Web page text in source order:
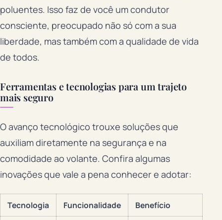
poluentes. Isso faz de você um condutor
consciente, preocupado não só com a sua
liberdade, mas também com a qualidade de vida
de todos.
Ferramentas e tecnologias para um trajeto
mais seguro
O avanço tecnológico trouxe soluções que
auxiliam diretamente na segurança e na
comodidade ao volante. Confira algumas
inovações que vale a pena conhecer e adotar:
Tecnologia Funcionalidade Benefício